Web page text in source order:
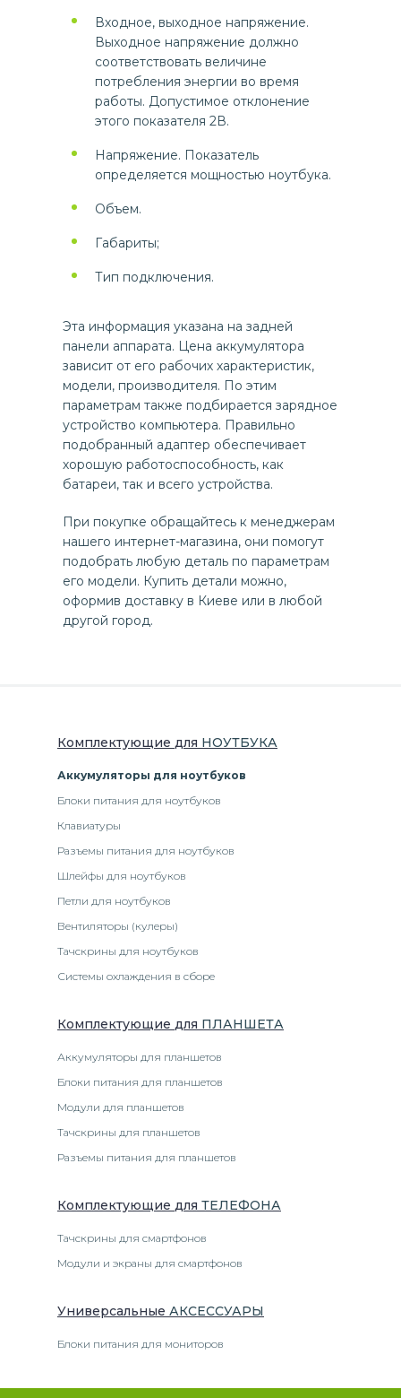
Входное, выходное напряжение.
Выходное напряжение должно
соответствовать величине
потребления энергии во время
работы. Допустимое отклонение
этого показателя 2В.
Напряжение. Показатель
определяется мощностью ноутбука.
Объем.
Габариты;
Тип подключения.
Эта информация указана на задней
панели аппарата. Цена аккумулятора
зависит от его рабочих характеристик,
модели, производителя. По этим
параметрам также подбирается зарядное
устройство компьютера. Правильно
подобранный адаптер обеспечивает
хорошую работоспособность, как
батареи, так и всего устройства.
При покупке обращайтесь к менеджерам
нашего интернет-магазина, они помогут
подобрать любую деталь по параметрам
его модели. Купить детали можно,
оформив доставку в Киеве или в любой
другой город.
Комплектующие для НОУТБУКА
Аккумуляторы для ноутбуков
Блоки питания для ноутбуков
Клавиатуры
Разъемы питания для ноутбуков
Шлейфы для ноутбуков
Петли для ноутбуков
Вентиляторы (кулеры)
Тачскрины для ноутбуков
Системы охлаждения в сборе
Комплектующие для ПЛАНШЕТА
Аккумуляторы для планшетов
Блоки питания для планшетов
Модули для планшетов
Тачскрины для планшетов
Разъемы питания для планшетов
Комплектующие для ТЕЛЕФОНА
Тачскрины для смартфонов
Модули и экраны для смартфонов
Универсальные АКСЕССУАРЫ
Блоки питания для мониторов